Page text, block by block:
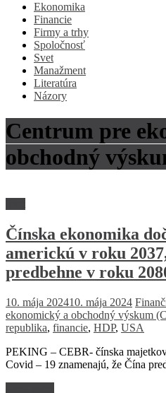
Ekonomika
Financie
Firmy a trhy
Spoločnosť
Svet
Manažment
Literatúra
Názory
Centrum pre
obchodný
Čínska ekonomika
americkú v roku
predbehne v roku
10. mája 202410. mája 2024
ekonomický a obchodný výskum
republika, financie, HDP, USA
PEKING – CEBR- čínska
Covid – 19 znamenajú, že Čína